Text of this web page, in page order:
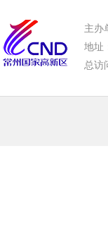
主办
地址
总访